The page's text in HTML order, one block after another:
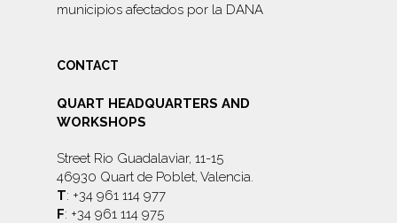
municipios afectados por la DANA
CONTACT
QUART HEADQUARTERS AND
WORKSHOPS
Street Rio Guadalaviar, 11-15
46930 Quart de Poblet, Valencia.
T: +34 961 114 977
F: +34 961 114 975